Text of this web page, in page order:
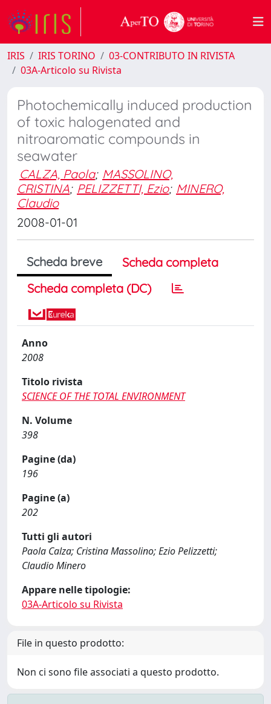
IRIS IRIS TORINO
03-CONTRIBUTO IN RIVISTA
03A-Articolo su Rivista
Photochemically induced production
of toxic halogenated and
nitroaromatic compounds in
seawater
CALZA, Paola; MASSOLINO,
CRISTINA; PELIZZETTI, Ezio; MINERO,
Claudio
2008-01-01
Scheda breve
Scheda completa
Scheda completa (DC)
Anno
2008
Titolo rivista
SCIENCE OF THE TOTAL ENVIRONMENT
N. Volume
398
Pagine (da)
196
Pagine (a)
202
Tutti gli autori
Paola Calza; Cristina Massolino; Ezio Pelizzetti;
Claudio Minero
Appare nelle tipologie:
03A-Articolo su Rivista
File in questo prodotto:
Non ci sono file associati a questo prodotto.